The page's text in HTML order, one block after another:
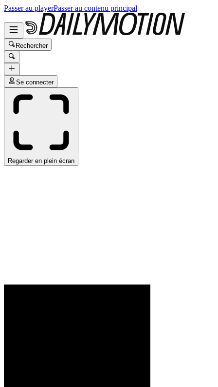
Passer au playerPasser au contenu principal
Rechercher
Se connecter
Regarder en plein écran